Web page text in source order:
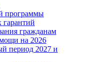
программы
гарантий
гражданам
на 2026
период 2027 и